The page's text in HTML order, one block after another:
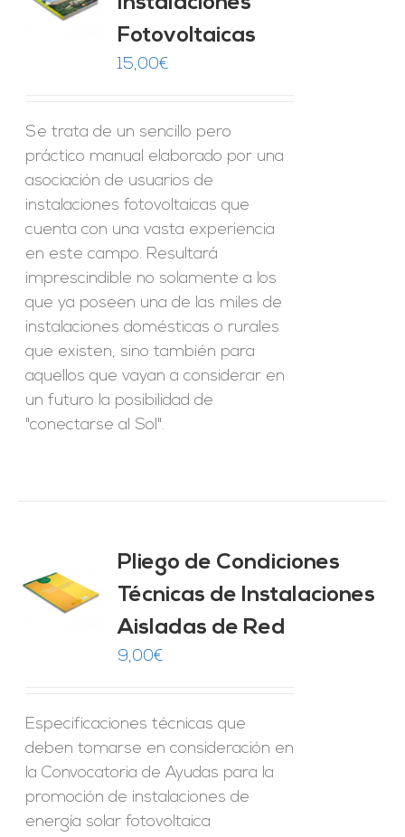
Fotovoltaicas
15,00€
Se trata de un sencillo pero
práctico manual elaborado por una
asociación de usuarios de
instalaciones fotovoltaicas que
cuenta con una vasta experiencia
en este campo. Resultará
imprescindible no solamente a los
que ya poseen una de las miles de
instalaciones domésticas o rurales
que existen, sino también para
aquellos que vayan a considerar en
un futuro la posibilidad de
"conectarse al Sol".
Pliego de Condiciones
Técnicas de Instalaciones
Aisladas de Red
9,00€
Especificaciones técnicas que
deben tomarse en consideración en
la Convocatoria de Ayudas para la
promoción de instalaciones de
energía solar fotovoltaica